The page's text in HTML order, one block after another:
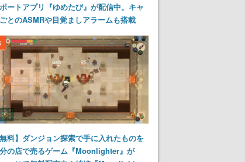
ートアプリ『ゆめたび』が配信中。キャ
とのASMRや目覚ましアラームも搭載
無料】ダンジョン探索で手に入れたものを
の店で売るゲーム『Moonlighter』が